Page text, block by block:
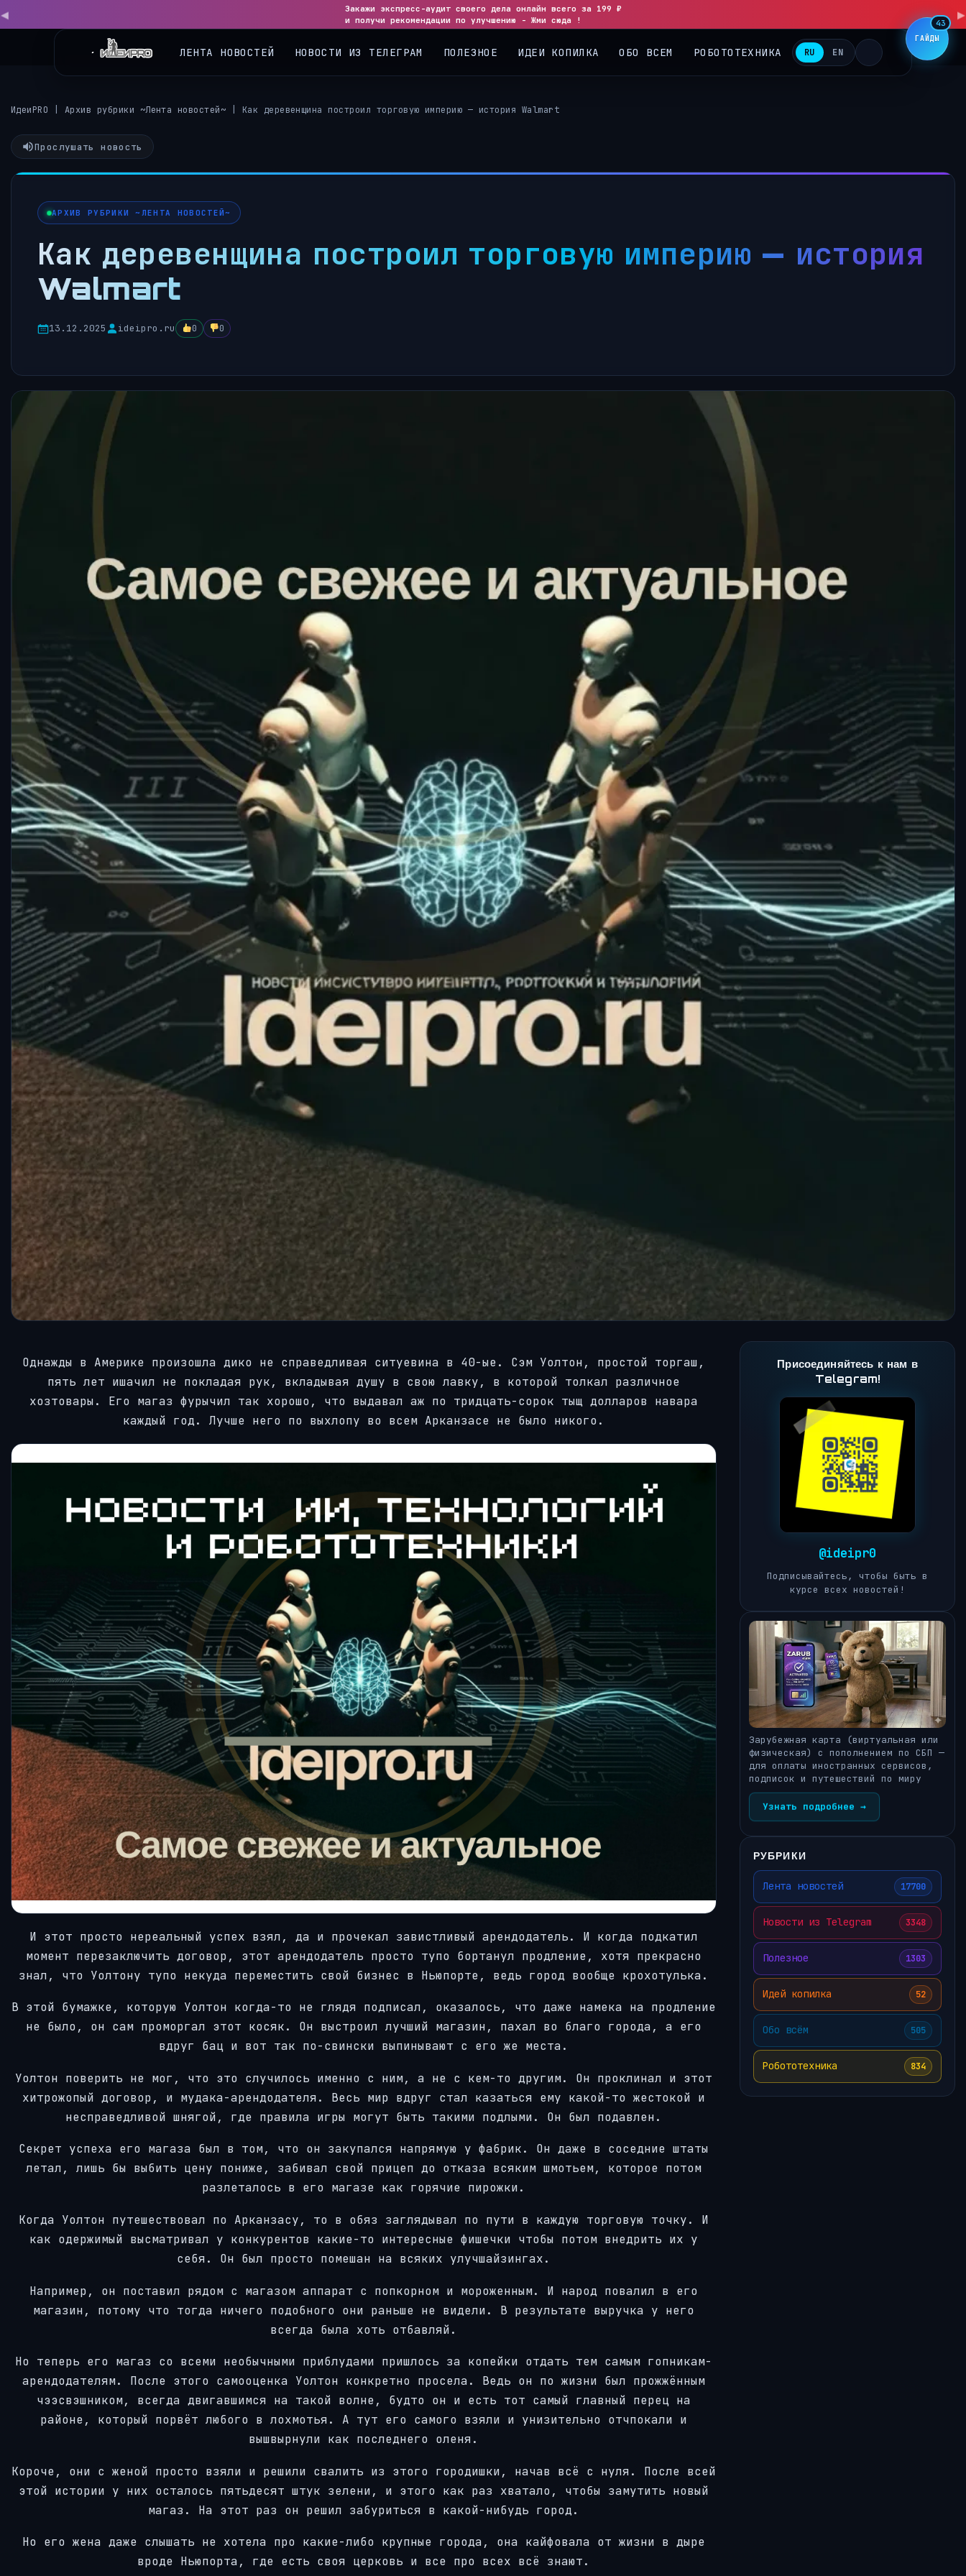
Закажи экспресс-аудит своего дела онлайн всего за 199 ₽
и получи рекомендации по улучшению - Жми сюда !
RU EN
ИдеиPRO Архив рубрики ~Лента новостей~ Как деревенщина построил торговую империю — история Walmart
Прослушать новость
АРХИВ РУБРИКИ ~ЛЕНТА НОВОСТЕЙ~
Как деревенщина построил торговую империю — история
Walmart
13.12.2025 ideipro.ru 0 0
Однажды в Америке произошла дико не справедливая ситуевина в 40-ые. Сэм Уолтон, простой торгаш,
пять лет ишачил не покладая рук, вкладывая душу в свою лавку, в которой толкал различное
хозтовары. Его магаз фурычил так хорошо, что выдавал аж по тридцать-сорок тыщ долларов навара
каждый год. Лучше него по выхлопу во всем Арканзасе не было никого.
И этот просто нереальный успех взял, да и прочекал завистливый арендодатель. И когда подкатил
момент перезаключить договор, этот арендодатель просто тупо бортанул продление, хотя прекрасно
знал, что Уолтону тупо некуда переместить свой бизнес в Ньюпорте, ведь город вообще крохотулька.
В этой бумажке, которую Уолтон когда-то не глядя подписал, оказалось, что даже намека на продление
не было, он сам проморгал этот косяк. Он выстроил лучший магазин, пахал во благо города, а его
вдруг бац и вот так по-свински выпинывают с его же места.
Уолтон поверить не мог, что это случилось именно с ним, а не с кем-то другим. Он проклинал и этот
хитрожопый договор, и мудака-арендодателя. Весь мир вдруг стал казаться ему какой-то жестокой и
несправедливой шнягой, где правила игры могут быть такими подлыми. Он был подавлен.
Секрет успеха его магаза был в том, что он закупался напрямую у фабрик. Он даже в соседние штаты
летал, лишь бы выбить цену пониже, забивал свой прицеп до отказа всяким шмотьем, которое потом
разлеталось в его магазе как горячие пирожки.
Когда Уолтон путешествовал по Арканзасу, то в обяз заглядывал по пути в каждую торговую точку. И
как одержимый высматривал у конкурентов какие-то интересные фишечки чтобы потом внедрить их у
себя. Он был просто помешан на всяких улучшайзингах.
Например, он поставил рядом с магазом аппарат с попкорном и мороженным. И народ повалил в его
магазин, потому что тогда ничего подобного они раньше не видели. В результате выручка у него
всегда была хоть отбавляй.
Но теперь его магаз со всеми необычными приблудами пришлось за копейки отдать тем самым гопникам-
арендодателям. После этого самооценка Уолтон конкретно просела. Ведь он по жизни был прожжённым
чээсвэшником, всегда двигавшимся на такой волне, будто он и есть тот самый главный перец на
районе, который порвёт любого в лохмотья. А тут его самого взяли и унизительно отчпокали и
вышвырнули как последнего оленя.
Короче, они с женой просто взяли и решили свалить из этого городишки, начав всё с нуля. После всей
этой истории у них осталось пятьдесят штук зелени, и этого как раз хватало, чтобы замутить новый
магаз. На этот раз он решил забуриться в какой-нибудь город.
Но его жена даже слышать не хотела про какие-либо крупные города, она кайфовала от жизни в дыре
вроде Ньюпорта, где есть своя церковь и все про всех всё знают.
Присоединяйтесь к нам в
Telegram!
@ideipr0
Подписывайтесь, чтобы быть в
курсе всех новостей!
Зарубежная карта (виртуальная или
физическая) с пополнением по СБП —
для оплаты иностранных сервисов,
подписок и путешествий по миру
Узнать подробнее →
РУБРИКИ
Лента новостей 17700
Новости из Telegram 3348
Полезное 1303
Идей копилка 52
Обо всём 505
Робототехника 834
ГАЙДЫ
43